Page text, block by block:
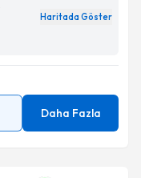
Haritada Göster
Daha Fazla